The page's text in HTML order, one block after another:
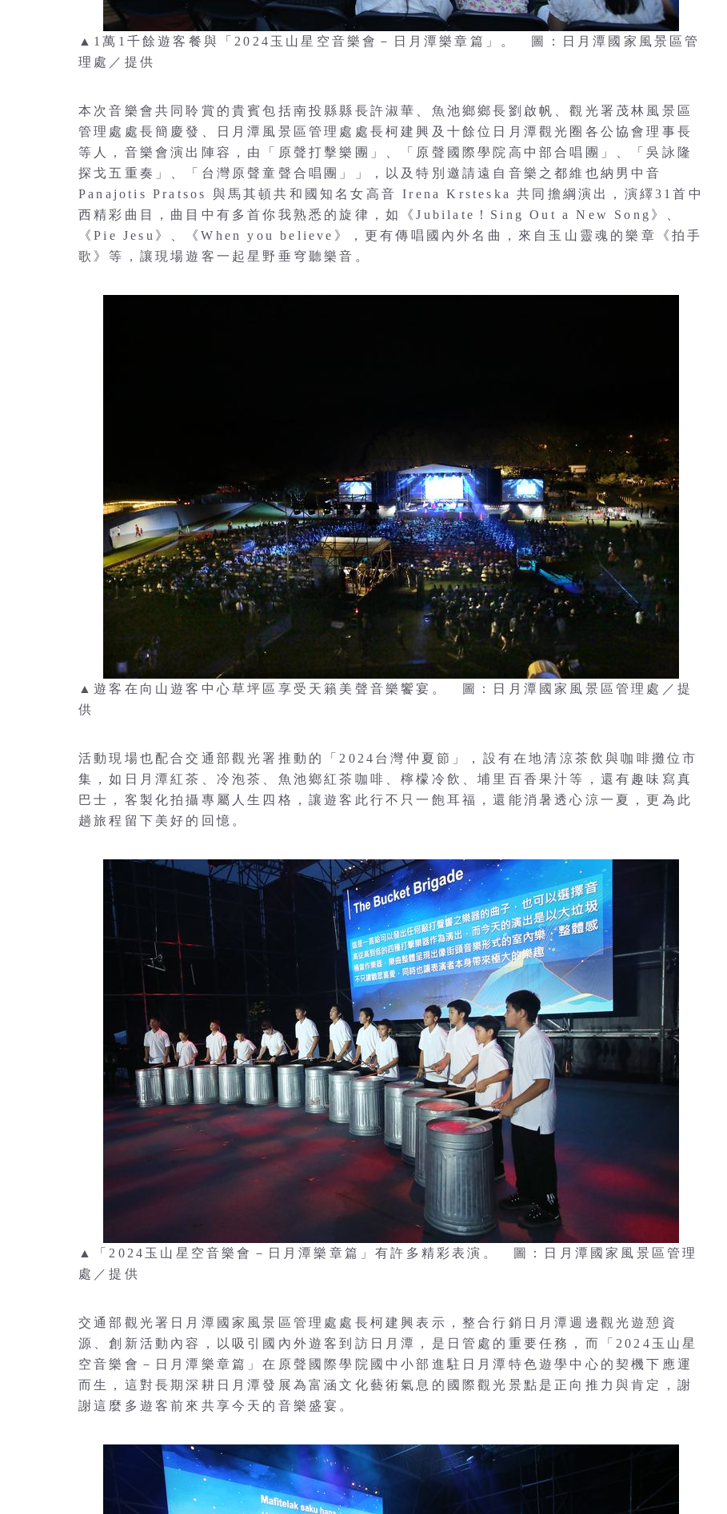
▲1萬1千餘遊客餐與「2024玉山星空音樂會－日月潭樂章篇」。 圖：日月潭國家風景區管
理處／提供
本次音樂會共同聆賞的貴賓包括南投縣縣長許淑華、魚池鄉鄉長劉啟帆、觀光署茂林風景區
管理處處長簡慶發、日月潭風景區管理處處長柯建興及十餘位日月潭觀光圈各公協會理事長
等人，音樂會演出陣容，由「原聲打擊樂團」、「原聲國際學院高中部合唱團」、「吳詠隆
探戈五重奏」、「台灣原聲童聲合唱團」」，以及特別邀請遠自音樂之都維也納男中音
Panajotis Pratsos 與馬其頓共和國知名女高音 Irena Krsteska 共同擔綱演出，演繹31首中
西精彩曲目，曲目中有多首你我熟悉的旋律，如《Jubilate！Sing Out a New Song》、
《Pie Jesu》、《When you believe》，更有傳唱國內外名曲，來自玉山靈魂的樂章《拍手
歌》等，讓現場遊客一起星野垂穹聽樂音。
▲遊客在向山遊客中心草坪區享受天籟美聲音樂饗宴。 圖：日月潭國家風景區管理處／提
供
活動現場也配合交通部觀光署推動的「2024台灣仲夏節」，設有在地清涼茶飲與咖啡攤位市
集，如日月潭紅茶、冷泡茶、魚池鄉紅茶咖啡、檸檬冷飲、埔里百香果汁等，還有趣味寫真
巴士，客製化拍攝專屬人生四格，讓遊客此行不只一飽耳福，還能消暑透心涼一夏，更為此
趟旅程留下美好的回憶。
▲「2024玉山星空音樂會－日月潭樂章篇」有許多精彩表演。 圖：日月潭國家風景區管理
處／提供
交通部觀光署日月潭國家風景區管理處處長柯建興表示，整合行銷日月潭週邊觀光遊憩資
源、創新活動內容，以吸引國內外遊客到訪日月潭，是日管處的重要任務，而「2024玉山星
空音樂會－日月潭樂章篇」在原聲國際學院國中小部進駐日月潭特色遊學中心的契機下應運
而生，這對長期深耕日月潭發展為富涵文化藝術氣息的國際觀光景點是正向推力與肯定，謝
謝這麼多遊客前來共享今天的音樂盛宴。